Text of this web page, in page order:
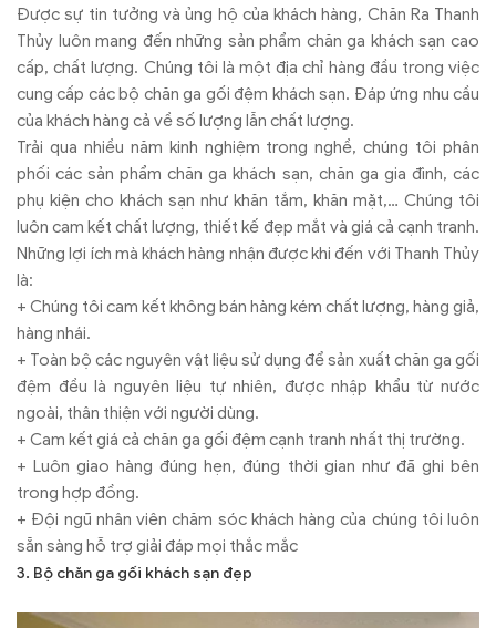
Được sự tin tưởng và ủng hộ của khách hàng, Chăn Ra Thanh
Thủy luôn mang đến những sản phẩm chăn ga khách sạn cao
cấp, chất lượng. Chúng tôi là một địa chỉ hàng đầu trong việc
cung cấp các bộ chăn ga gối đệm khách sạn. Đáp ứng nhu cầu
của khách hàng cả về số lượng lẫn chất lượng.
Trải qua nhiều năm kinh nghiệm trong nghề, chúng tôi phân
phối các sản phẩm chăn ga khách sạn, chăn ga gia đình, các
phụ kiện cho khách sạn như khăn tắm, khăn mặt,… Chúng tôi
luôn cam kết chất lượng, thiết kế đẹp mắt và giá cả cạnh tranh.
Những lợi ích mà khách hàng nhận được khi đến với Thanh Thủy
là:
+ Chúng tôi cam kết không bán hàng kém chất lượng, hàng giả,
hàng nhái.
+ Toàn bộ các nguyên vật liệu sử dụng để sản xuất chăn ga gối
đệm đều là nguyên liệu tự nhiên, được nhập khẩu từ nước
ngoài, thân thiện với người dùng.
+ Cam kết giá cả chăn ga gối đệm cạnh tranh nhất thị trường.
+ Luôn giao hàng đúng hẹn, đúng thời gian như đã ghi bên
trong hợp đồng.
+ Đội ngũ nhân viên chăm sóc khách hàng của chúng tôi luôn
sẵn sàng hỗ trợ giải đáp mọi thắc mắc
3. Bộ chăn ga gối khách sạn đẹp